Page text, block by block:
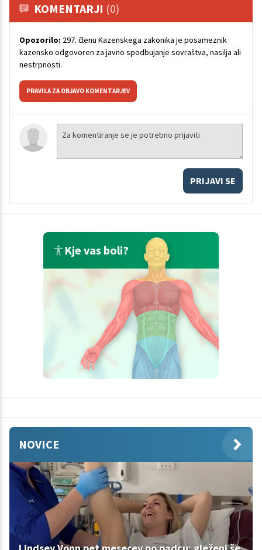
KOMENTARJI (0)
Opozorilo: 297. členu Kazenskega zakonika je posameznik
kazensko odgovoren za javno spodbujanje sovraštva, nasilja ali
nestrpnosti.
PRAVILA ZA OBJAVO KOMENTARJEV
PRIJAVI SE
Kje vas boli?
NOVICE